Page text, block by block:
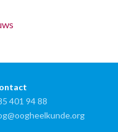
401 94 88